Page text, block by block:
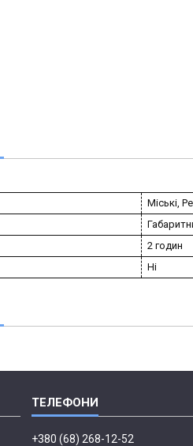
Міські,
2 годин
Ні
+380 (68) 268-12-52